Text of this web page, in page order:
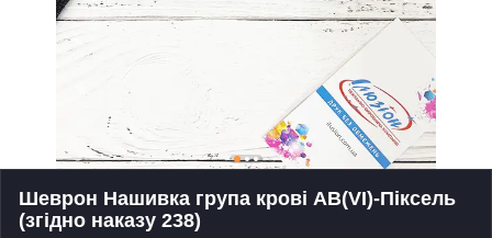
Шеврон Нашивка група крові AB(VI)-Піксель
(згідно наказу 238)